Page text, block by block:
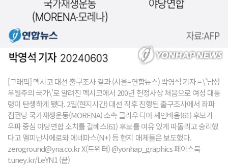
[그래픽] 멕시코 대선 출구조사 결과 (서울=연합뉴스) 박영석 기자 = \'남성
우월주의 국가\'로 알려진 멕시코에서 200년 헌정사상 처음으로 여성 대통
령이 탄생하게 됐다. 2일(현지시간) 대선 직후 진행된 출구조사에서 좌파
집권당 국가재생운동(MORENA) 소속 클라우디아 셰인바움(61) 후보가
우파 중심 야당연합 소치틀 갈베스(61) 후보를 여유 있게 따돌리고 승리했
다고 엘피난시에로와 에네마스(N+) 등 현지 매체들은 보도했다.
zeroground@yna.co.kr X(트위터) @yonhap_graphics 페이스북
tuney.kr/LeYN1 (끝)